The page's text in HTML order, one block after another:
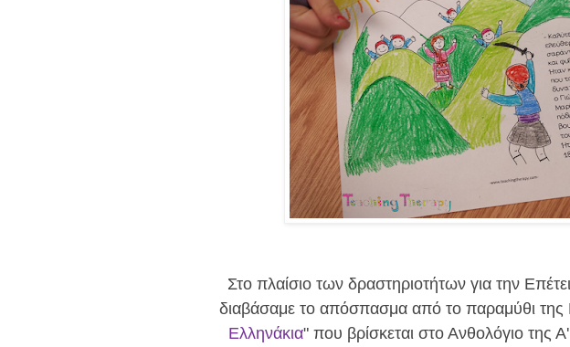
Στο πλαίσιο των δραστηριοτήτων για την
διαβάσαμε το απόσπασμα από το παραμύθι της
Ελληνάκια" που βρίσκεται στο Ανθολόγιο της